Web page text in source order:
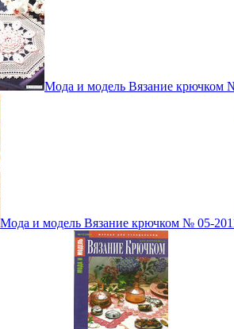
Мода и модель Вязание крючком
Мода и модель Вязание крючком № 05-